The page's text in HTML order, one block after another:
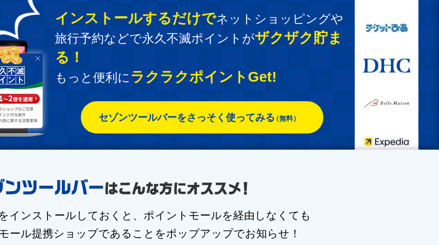
インストールするだけでネットショッピングや
旅行予約などで永久不滅ポイントがザクザク貯ま
る！
もっと便利に ラクラクポイントGet!
セゾンツールバーをさっそく使ってみる（無料）
インストールしておくと、ポイントモールを経由しなくても
ール提携ショップであることをポップアップでお知らせ！